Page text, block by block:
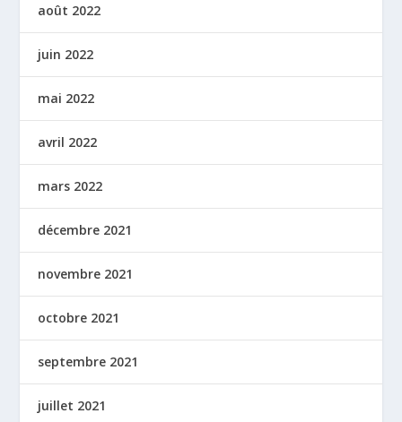
août 2022
juin 2022
mai 2022
avril 2022
mars 2022
décembre 2021
novembre 2021
octobre 2021
septembre 2021
juillet 2021